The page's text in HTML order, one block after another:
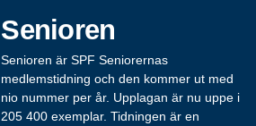
Senioren
Senioren är SPF Seniorernas
medlemstidning och den kommer ut med
nio nummer per år. Upplagan är nu uppe i
205 400 exemplar. Tidningen är en